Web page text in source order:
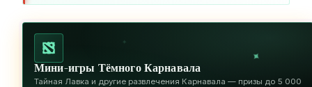
✦
✦
Мини-игры Тёмного Карнавала
Тайная Лавка и другие развлечения Карнавала — призы до 5 000